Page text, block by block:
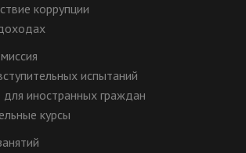
коррупции
испытаний
иностранных граждан
курсы